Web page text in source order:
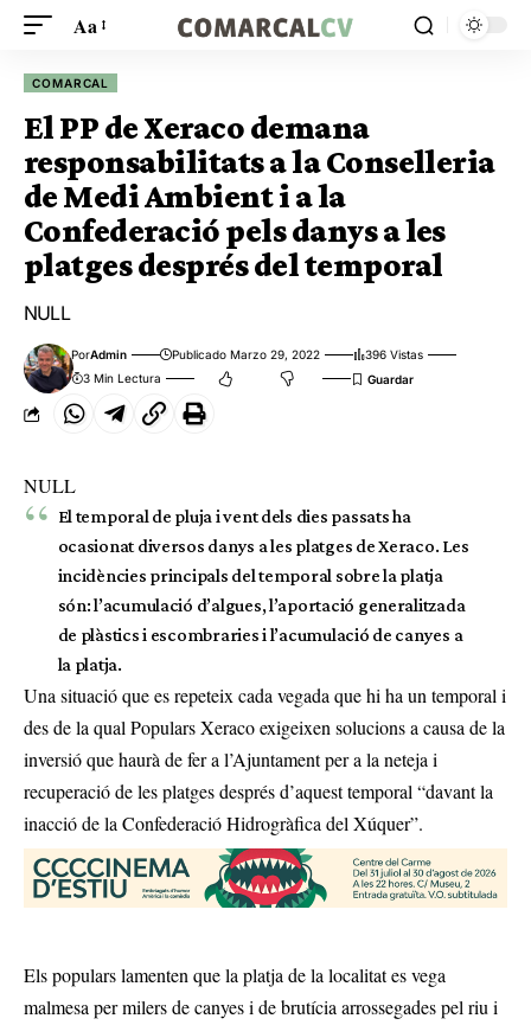
Aa
COMARCAL
El PP de Xeraco demana
responsabilitats a la Conselleria
de Medi Ambient i a la
Confederació pels danys a les
platges després del temporal
NULL
PorAdmin Publicado Marzo 29, 2022
396 Vistas
3 Min Lectura
NULL
El temporal de pluja i vent dels dies passats ha
ocasionat diversos danys a les platges de Xeraco. Les
incidències principals del temporal sobre la platja
són: l’acumulació d’algues, l’aportació generalitzada
de plàstics i escombraries i l’acumulació de canyes a
la platja.
Una situació que es repeteix cada vegada que hi ha un temporal i
des de la qual Populars Xeraco exigeixen solucions a causa de la
inversió que haurà de fer a l’Ajuntament per a la neteja i
recuperació de les platges després d’aquest temporal “davant la
inacció de la Confederació Hidrogràfica del Xúquer”.
Els populars lamenten que la platja de la localitat es vega
malmesa per milers de canyes i de brutícia arrossegades pel riu i